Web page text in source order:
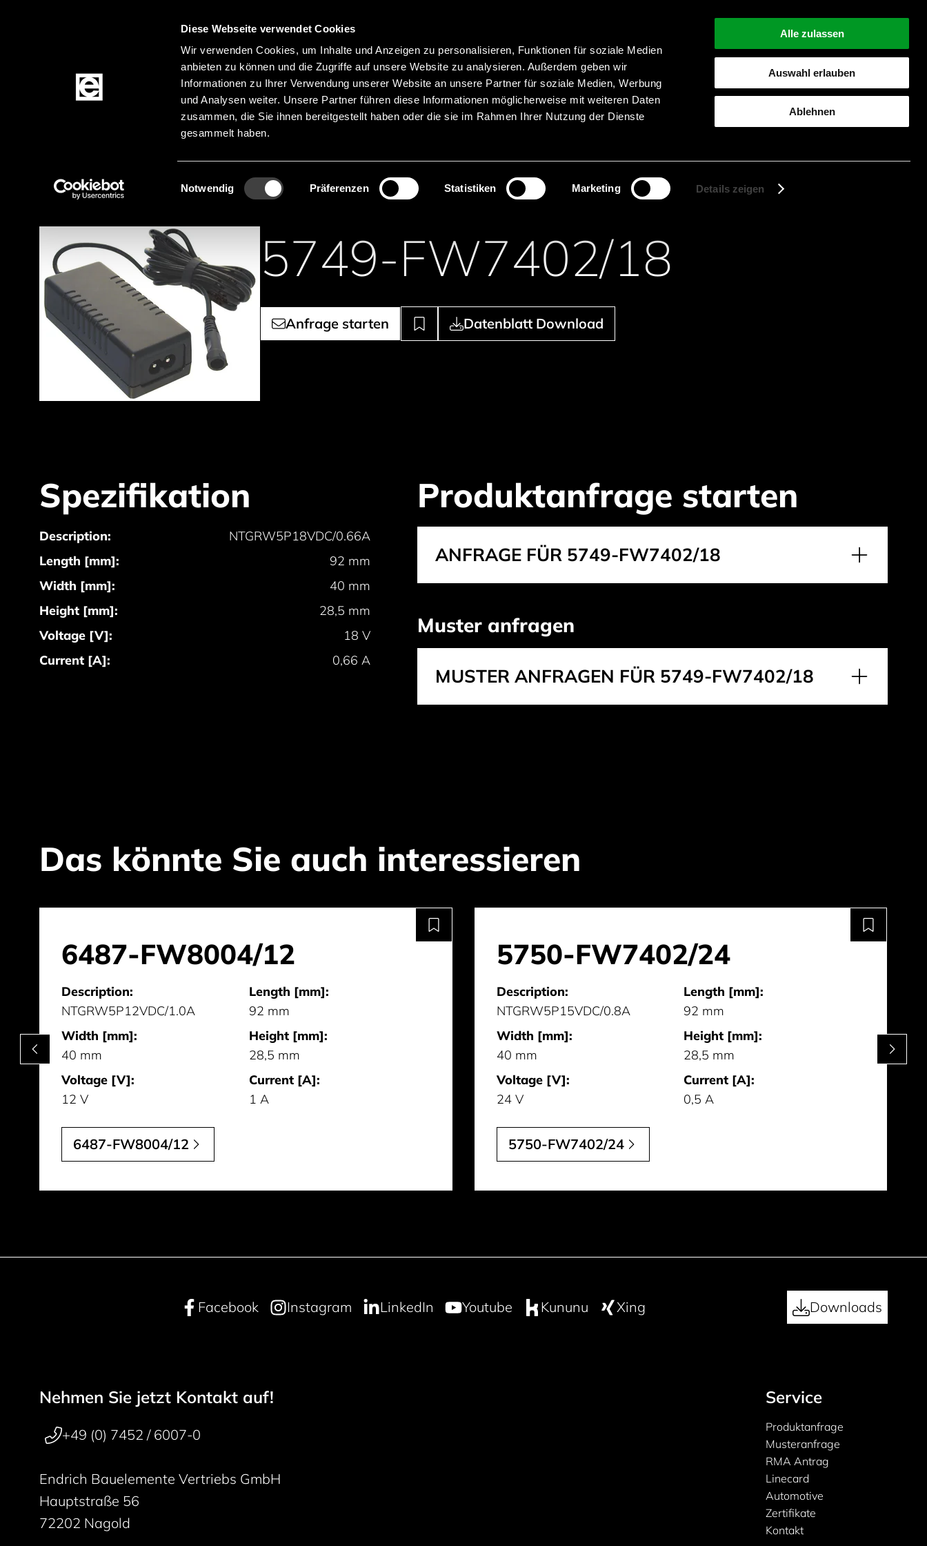
Diese Webseite verwendet Cookies
Wir verwenden Cookies, um Inhalte und Anzeigen zu personalisieren, Funktionen für soziale Medien
anbieten zu können und die Zugriffe auf unsere Website zu analysieren. Außerdem geben wir
Informationen zu Ihrer Verwendung unserer Website an unsere Partner für soziale Medien, Werbung
und Analysen weiter. Unsere Partner führen diese Informationen möglicherweise mit weiteren Daten
zusammen, die Sie ihnen bereitgestellt haben oder die sie im Rahmen Ihrer Nutzung der Dienste
gesammelt haben.
Einwilligungsauswahl
Notwendig Präferenzen Statistiken Marketing Details zeigen
Alle zulassen
Auswahl erlauben
Ablehnen
SprachenMenü
Produkte
Suche
Produktnamen suchen
Suche starten
Produktkategorien Stromversorgungen
5749-FW7402/18
Anfrage starten Datenblatt Download
Spezifikation
Description:
NTGRW5P18VDC/0.66A
Length [mm]:
92 mm
Width [mm]:
40 mm
Height [mm]:
28,5 mm
Voltage [V]:
18 V
Current [A]:
0,66 A
Produktanfrage starten
ANFRAGE FÜR 5749-FW7402/18
Muster anfragen
MUSTER ANFRAGEN FÜR 5749-FW7402/18
Das könnte Sie auch interessieren
6487-FW8004/12
Description:
NTGRW5P12VDC/1.0A
Length [mm]:
92 mm
Width [mm]:
40 mm
Height [mm]:
28,5 mm
Voltage [V]:
12 V
Current [A]:
1 A
6487-FW8004/12
5750-FW7402/24
Description:
NTGRW5P15VDC/0.8A
Length [mm]:
92 mm
Width [mm]:
40 mm
Height [mm]:
28,5 mm
Voltage [V]:
24 V
Current [A]:
0,5 A
5750-FW7402/24
Facebook Instagram LinkedIn Youtube Kununu Xing Downloads
50 years
Footer navigation
Nehmen Sie jetzt Kontakt auf!
+49 (0) 7452 / 6007-0
Endrich Bauelemente Vertriebs GmbH
Hauptstraße 56
72202 Nagold
Service
Produktanfrage
Musteranfrage
RMA Antrag
Linecard
Automotive
Zertifikate
Kontakt